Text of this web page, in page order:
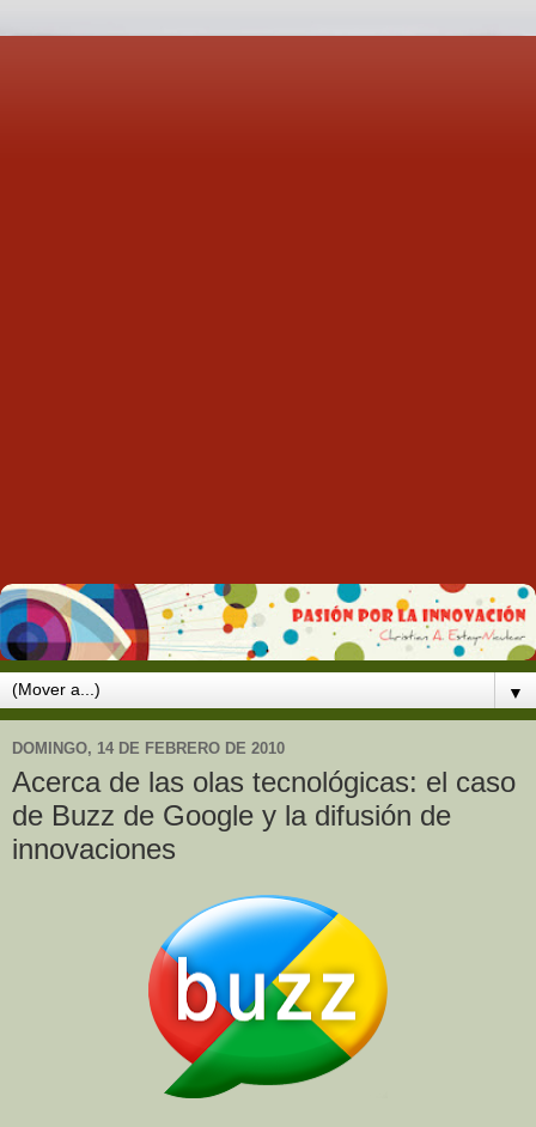
▼
DOMINGO, 14 DE FEBRERO DE 2010
Acerca de las olas tecnológicas: el caso
de Buzz de Google y la difusión de
innovaciones